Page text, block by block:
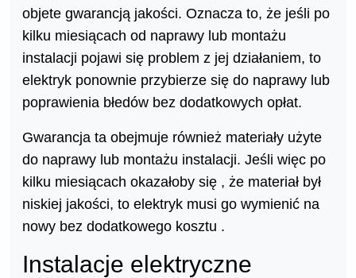
objete gwarancją jakości. Oznacza to, że jeśli po
kilku miesiącach od naprawy lub montażu
instalacji pojawi się problem z jej działaniem, to
elektryk ponownie przybierze się do naprawy lub
poprawienia błedów bez dodatkowych opłat.
Gwarancja ta obejmuje również materiały użyte
do naprawy lub montażu instalacji. Jeśli więc po
kilku miesiącach okazałoby się , że materiał był
niskiej jakości, to elektryk musi go wymienić na
nowy bez dodatkowego kosztu .
Instalacje elektryczne